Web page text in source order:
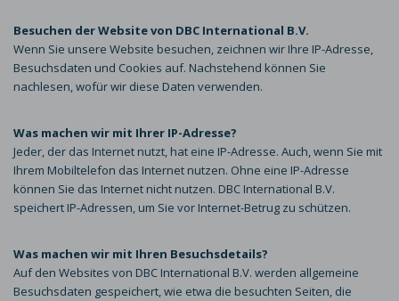
Besuchen der Website von DBC International B.V.
Wenn Sie unsere Website besuchen, zeichnen wir Ihre IP-Adresse,
Besuchsdaten und Cookies auf. Nachstehend können Sie
nachlesen, wofür wir diese Daten verwenden.
Was machen wir mit Ihrer IP-Adresse?
Jeder, der das Internet nutzt, hat eine IP-Adresse. Auch, wenn Sie mit
Ihrem Mobiltelefon das Internet nutzen. Ohne eine IP-Adresse
können Sie das Internet nicht nutzen. DBC International B.V.
speichert IP-Adressen, um Sie vor Internet-Betrug zu schützen.
Was machen wir mit Ihren Besuchsdetails?
Auf den Websites von DBC International B.V. werden allgemeine
Besuchsdaten gespeichert, wie etwa die besuchten Seiten, die